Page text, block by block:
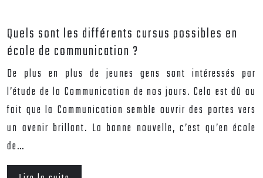
Quels sont les différents cursus possibles en
école de communication ?
De plus en plus de jeunes gens sont intéressés par
l’étude de la Communication de nos jours. Cela est dû au
fait que la Communication semble ouvrir des portes vers
un avenir brillant. La bonne nouvelle, c’est qu’en école
de…